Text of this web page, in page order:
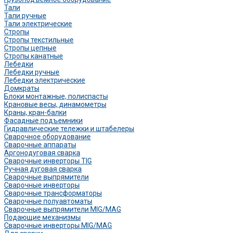
Тали
Тали ручные
Тали электрические
Стропы
Стропы текстильные
Стропы цепные
Стропы канатные
Лебедки
Лебедки ручные
Лебедки электрические
Домкраты
Блоки монтажные, полиспасты
Крановые весы, динамометры
Краны, кран-балки
Фасадные подъемники
Гидравлические тележки и штабелеры
Сварочное оборудование
Сварочные аппараты
Аргонодуговая сварка
Сварочные инверторы TIG
Ручная дуговая сварка
Сварочные выпрямители
Сварочные инверторы
Сварочные трансформаторы
Сварочные полуавтоматы
Сварочные выпрямители MIG/MAG
Подающие механизмы
Сварочные инверторы MIG/MAG